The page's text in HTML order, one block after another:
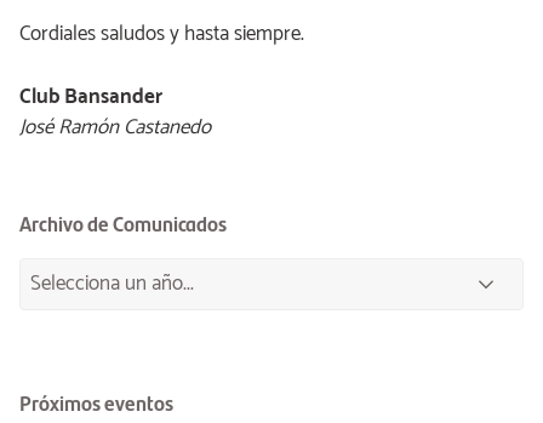
Cordiales saludos y hasta siempre.
Club Bansander
José Ramón Castanedo
Archivo de Comunicados
Próximos eventos